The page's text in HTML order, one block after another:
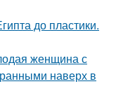
до пластики.
женщина с
наверх в